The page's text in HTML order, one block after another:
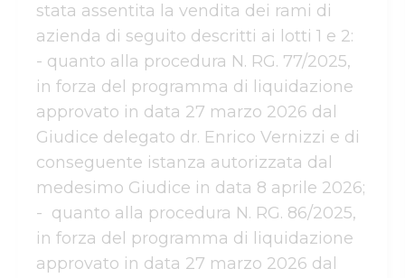
stata assentita la vendita dei rami di
azienda di seguito descritti ai lotti 1 e 2:
- quanto alla procedura N. RG. 77/2025,
in forza del programma di liquidazione
approvato in data 27 marzo 2026 dal
Giudice delegato dr. Enrico Vernizzi e di
conseguente istanza autorizzata dal
medesimo Giudice in data 8 aprile 2026;
-  quanto alla procedura N. RG. 86/2025,
in forza del programma di liquidazione
approvato in data 27 marzo 2026 dal